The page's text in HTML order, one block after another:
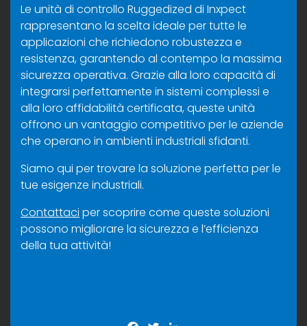
Le unità di controllo Ruggedized di Inxpect
rappresentano la scelta ideale per tutte le
applicazioni che richiedono robustezza e
resistenza, garantendo al contempo la massima
sicurezza operativa. Grazie alla loro capacità di
integrarsi perfettamente in sistemi complessi e
alla loro affidabilità certificata, queste unità
offrono un vantaggio competitivo per le aziende
che operano in ambienti industriali sfidanti.
Siamo qui per trovare la soluzione perfetta per le
tue esigenze industriali.
Contattaci per scoprire come queste soluzioni
possono migliorare la sicurezza e l’efficienza
della tua attività!